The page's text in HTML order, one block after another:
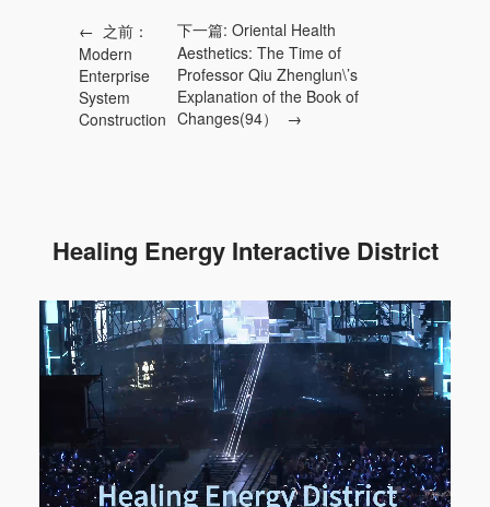
← 之前：
Modern
Enterprise
System
Construction
下一篇:Oriental Health
Aesthetics: The Time of
Professor Qiu Zhenglun\’s
Explanation of the Book of
Changes(94）
→
Healing Energy Interactive District